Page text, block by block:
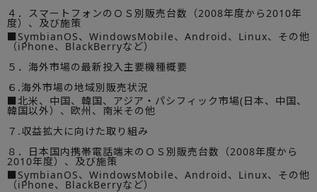
４．スマートフォンのＯＳ別販売台数（2008年度から2010年
度）、及び施策
■SymbianOS、WindowsMobile、Android、Linux、その他
（iPhone、BlackBerryなど）
５．海外市場の最新投入主要機種概要
６.海外市場の地域別販売状況
■北米、中国、韓国、アジア・パシフィック市場(日本、中国、
韓国以外）、欧州、南米その他
７.収益拡大に向けた取り組み
８．日本国内携帯電話端末のＯＳ別販売台数（2008年度から
2010年度）、及び施策
■SymbianOS、WindowsMobile、Android、Linux、その他
（iPhone、BlackBerryなど）